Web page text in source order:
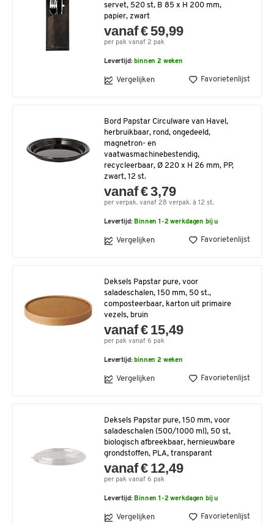
servet, 520 st, B 85 x H 200 mm,
papier, zwart
vanaf € 59,99
per pak vanaf 2 pak
Levertijd: binnen 2 weken
Vergelijken Favorietenlijst
Bord Papstar Circulware van Havel,
herbruikbaar, rond, ongedeeld,
magnetron- en
vaatwasmachinebestendig,
recycleerbaar, Ø 220 x H 26 mm, PP,
zwart, 12 st.
vanaf € 3,79
per verpak. vanaf 28 verpak. à 12 st.
Levertijd: Binnen 1-2 werkdagen bij u
Vergelijken Favorietenlijst
Deksels Papstar pure, voor
saladeschalen, 150 mm, 50 st.,
composteerbaar, karton uit primaire
vezels, bruin
vanaf € 15,49
per pak vanaf 6 pak
Levertijd: binnen 2 weken
Vergelijken Favorietenlijst
Deksels Papstar pure, 150 mm, voor
saladeschalen (500/1000 ml), 50 st,
biologisch afbreekbaar, hernieuwbare
grondstoffen, PLA, transparant
vanaf € 12,49
per pak vanaf 6 pak
Levertijd: Binnen 1-2 werkdagen bij u
Vergelijken Favorietenlijst